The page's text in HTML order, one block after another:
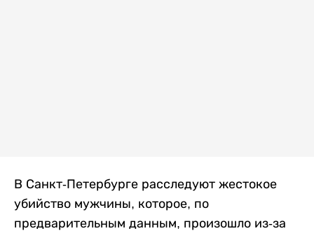
В Санкт-Петербурге расследуют жестокое
убийство мужчины, которое, по
предварительным данным, произошло из-за